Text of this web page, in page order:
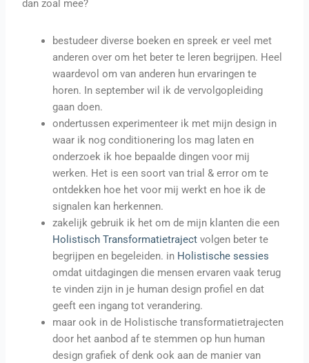
dan zoal mee?
bestudeer diverse boeken en spreek er veel met
anderen over om het beter te leren begrijpen. Heel
waardevol om van anderen hun ervaringen te
horen. In september wil ik de vervolgopleiding
gaan doen.
ondertussen experimenteer ik met mijn design in
waar ik nog conditionering los mag laten en
onderzoek ik hoe bepaalde dingen voor mij
werken. Het is een soort van trial & error om te
ontdekken hoe het voor mij werkt en hoe ik de
signalen kan herkennen.
zakelijk gebruik ik het om de mijn klanten die een
Holistisch Transformatietraject volgen beter te
begrijpen en begeleiden. in Holistische sessies
omdat uitdagingen die mensen ervaren vaak terug
te vinden zijn in je human design profiel en dat
geeft een ingang tot verandering.
maar ook in de Holistische transformatietrajecten
door het aanbod af te stemmen op hun human
design grafiek of denk ook aan de manier van